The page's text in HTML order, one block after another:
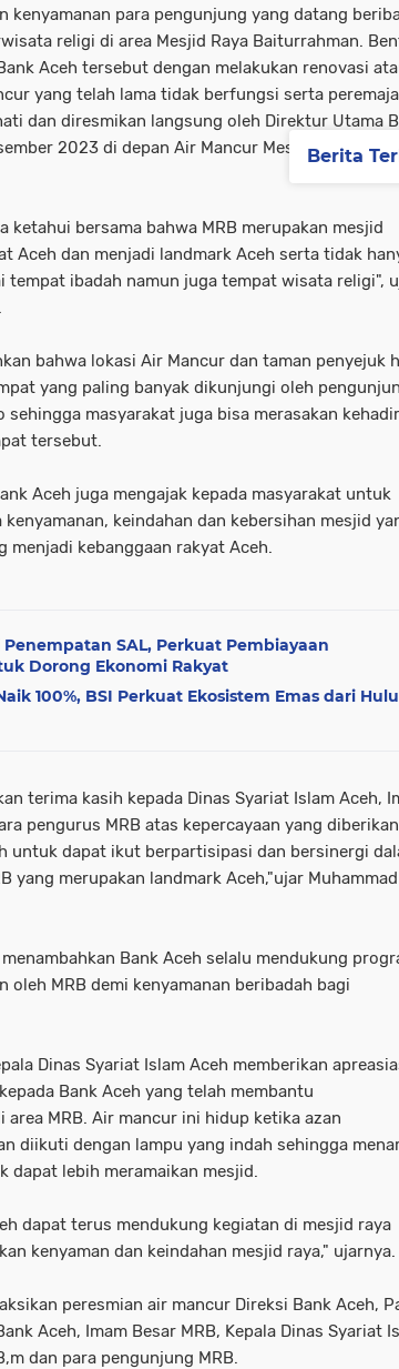
kenyamanan para pengunjung yang datang
religi di area Mesjid Raya Baiturrahman.
Aceh tersebut dengan melakukan renovasi
yang telah lama tidak berfungsi serta
dan diresmikan langsung oleh Direktur Utama
2023 di depan Air Mancur Mesjid Raya
ketahui bersama bahwa MRB merupakan mesjid
Aceh dan menjadi landmark Aceh serta tidak
tempat ibadah namun juga tempat wisata religi",
bahwa lokasi Air Mancur dan taman penyejuk
yang paling banyak dikunjungi oleh
masyarakat juga bisa merasakan
tersebut.
Aceh juga mengajak kepada masyarakat untuk
kenyamanan, keindahan dan kebersihan mesjid
menjadi kebanggaan rakyat Aceh.
Penempatan SAL, Perkuat Pembiayaan
Dorong Ekonomi Rakyat
100%, BSI Perkuat Ekosistem Emas dari Hulu
terima kasih kepada Dinas Syariat Islam Aceh,
pengurus MRB atas kepercayaan yang diberikan
untuk dapat ikut berpartisipasi dan bersinergi
yang merupakan landmark Aceh,"ujar Muhammad
menambahkan Bank Aceh selalu mendukung
oleh MRB demi kenyamanan beribadah bagi
Dinas Syariat Islam Aceh memberikan
Bank Aceh yang telah membantu
area MRB. Air mancur ini hidup ketika azan
diikuti dengan lampu yang indah sehingga
dapat lebih meramaikan mesjid.
dapat terus mendukung kegiatan di mesjid raya
kenyaman dan keindahan mesjid raya," ujarnya.
peresmian air mancur Direksi Bank Aceh,
Aceh, Imam Besar MRB, Kepala Dinas Syariat
dan para pengunjung MRB.
Berita